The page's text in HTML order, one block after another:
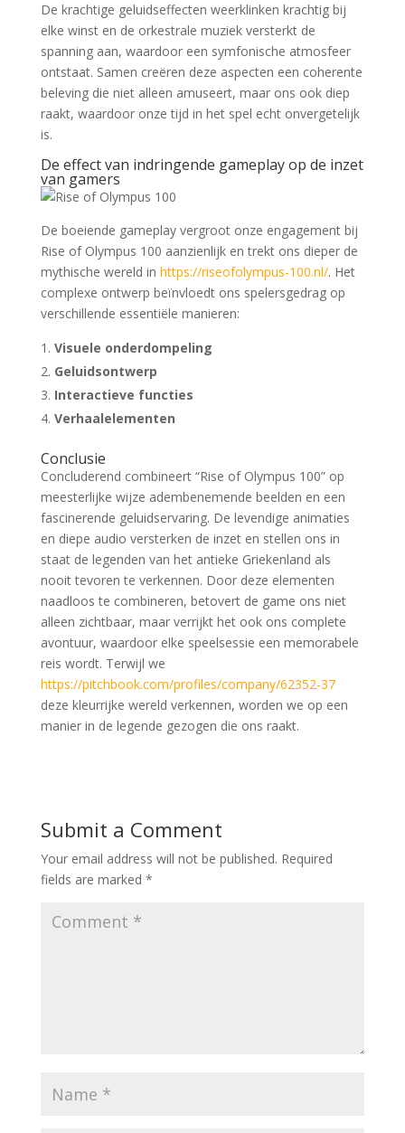
De krachtige geluidseffecten weerklinken krachtig bij
elke winst en de orkestrale muziek versterkt de
spanning aan, waardoor een symfonische atmosfeer
ontstaat. Samen creëren deze aspecten een coherente
beleving die niet alleen amuseert, maar ons ook diep
raakt, waardoor onze tijd in het spel echt onvergetelijk
is.
De effect van indringende gameplay op de inzet
van gamers
De boeiende gameplay vergroot onze engagement bij
Rise of Olympus 100 aanzienlijk en trekt ons dieper de
mythische wereld in https://riseofolympus-100.nl/. Het
complexe ontwerp beïnvloedt ons spelersgedrag op
verschillende essentiële manieren:
Visuele onderdompeling
Geluidsontwerp
Interactieve functies
Verhaalelementen
Conclusie
Concluderend combineert “Rise of Olympus 100” op
meesterlijke wijze adembenemende beelden en een
fascinerende geluidservaring. De levendige animaties
en diepe audio versterken de inzet en stellen ons in
staat de legenden van het antieke Griekenland als
nooit tevoren te verkennen. Door deze elementen
naadloos te combineren, betovert de game ons niet
alleen zichtbaar, maar verrijkt het ook ons complete
avontuur, waardoor elke speelsessie een memorabele
reis wordt. Terwijl we
https://pitchbook.com/profiles/company/62352-37
deze kleurrijke wereld verkennen, worden we op een
manier in de legende gezogen die ons raakt.
Submit a Comment
Your email address will not be published. Required
fields are marked *